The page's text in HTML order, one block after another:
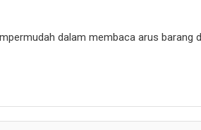
dalam membaca arus barang